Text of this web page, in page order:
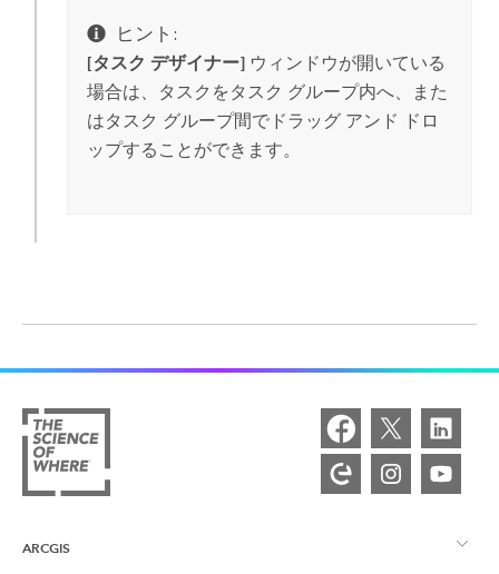
ヒント:
[タスク デザイナー]ウィンドウが開いている
場合は、タスクをタスク グループ内へ、また
はタスク グループ間でドラッグ アンド ドロ
ップすることができます。
ARCGIS